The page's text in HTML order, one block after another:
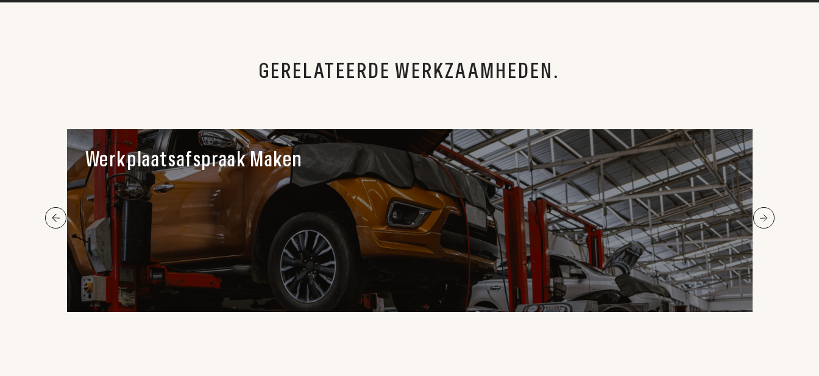
GERELATEERDE WERKZAAMHEDEN.
Werkplaatsafspraak Maken